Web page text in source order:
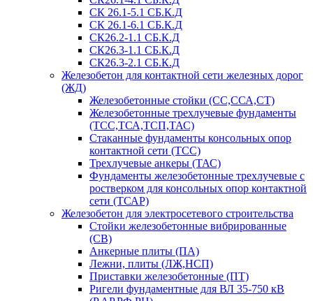
СК 26.1-5.1 СБ.К.Д
СК 26.1-6.1 СБ.К.Д
СК26.2-1.1 СБ.К.Д
СК26.3-1.1 СБ.К.Д
СК26.3-2.1 СБ.К.Д
Железобетон для контактной сети железных дорог
(ЖД)
Железобетонные стойки (СС,ССА,СТ)
Железобетонные трехлучевые фундаменты
(ТСС,ТСА,ТСП,ТАС)
Стаканные фундаменты консольных опор
контактной сети (ТСС)
Трехлучевые анкеры (ТАС)
Фундаменты железобетонные трехлучевые с
ростверком для консольных опор контактной
сети (ТСАР)
Железобетон для электросетевого строительства
Стойки железобетонные вибрированные
(СВ)
Анкерные плиты (ПА)
Лежни, плиты (ЛЖ,НСП)
Приставки железобетонные (ПТ)
Ригели фундаментные для ВЛ 35-750 кВ